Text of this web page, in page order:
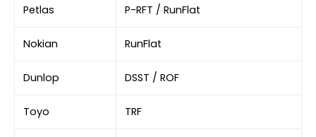
Petlas P-RFT / RunFlat
Nokian RunFlat
Dunlop DSST / ROF
Toyo TRF